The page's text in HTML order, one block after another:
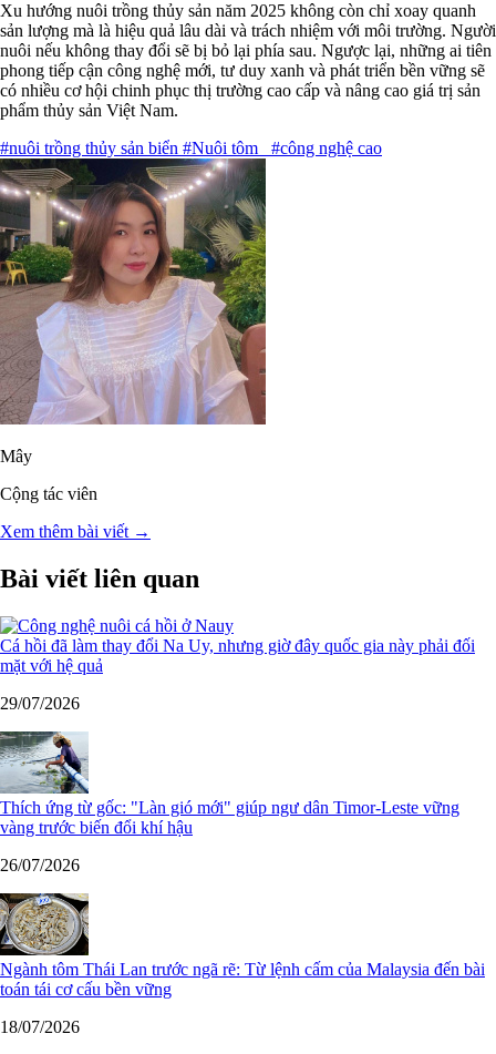
Xu hướng nuôi trồng thủy sản năm 2025 không còn chỉ xoay quanh
sản lượng mà là hiệu quả lâu dài và trách nhiệm với môi trường. Người
nuôi nếu không thay đổi sẽ bị bỏ lại phía sau. Ngược lại, những ai tiên
phong tiếp cận công nghệ mới, tư duy xanh và phát triển bền vững sẽ
có nhiều cơ hội chinh phục thị trường cao cấp và nâng cao giá trị sản
phẩm thủy sản Việt Nam.
#nuôi trồng thủy sản biển #Nuôi tôm #công nghệ cao
Mây
Cộng tác viên
Xem thêm bài viết →
Bài viết liên quan
Cá hồi đã làm thay đổi Na Uy, nhưng giờ đây quốc gia này phải đối
mặt với hệ quả
29/07/2026
Thích ứng từ gốc: "Làn gió mới" giúp ngư dân Timor-Leste vững
vàng trước biến đổi khí hậu
26/07/2026
Ngành tôm Thái Lan trước ngã rẽ: Từ lệnh cấm của Malaysia đến bài
toán tái cơ cấu bền vững
18/07/2026